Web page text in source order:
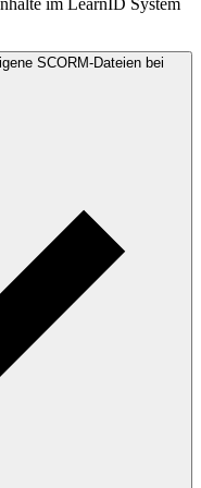
SCORM-Dateien bei